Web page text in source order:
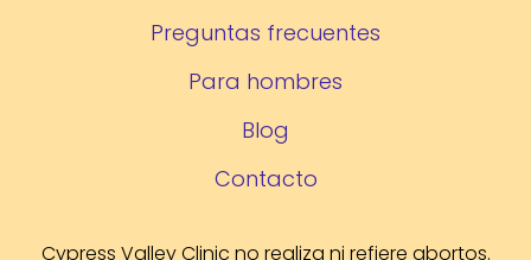
Preguntas frecuentes
Para hombres
Blog
Contacto
Cypress Valley Clinic no realiza ni refiere abortos.